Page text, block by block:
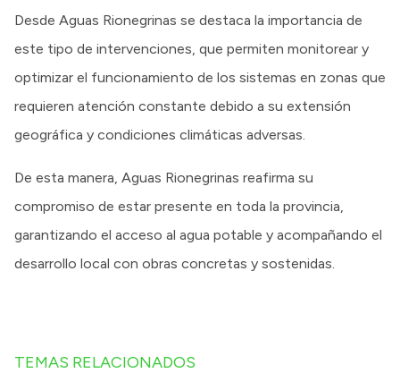
Desde Aguas Rionegrinas se destaca la importancia de
este tipo de intervenciones, que permiten monitorear y
optimizar el funcionamiento de los sistemas en zonas que
requieren atención constante debido a su extensión
geográfica y condiciones climáticas adversas.
De esta manera, Aguas Rionegrinas reafirma su
compromiso de estar presente en toda la provincia,
garantizando el acceso al agua potable y acompañando el
desarrollo local con obras concretas y sostenidas.
TEMAS RELACIONADOS